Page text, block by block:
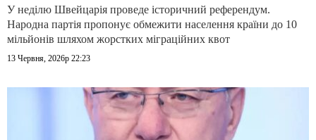
У неділю Швейцарія проведе історичний референдум.
Народна партія пропонує обмежити населення країни до 10
мільйонів шляхом жорстких міграційних квот
13 Червня, 2026р 22:23